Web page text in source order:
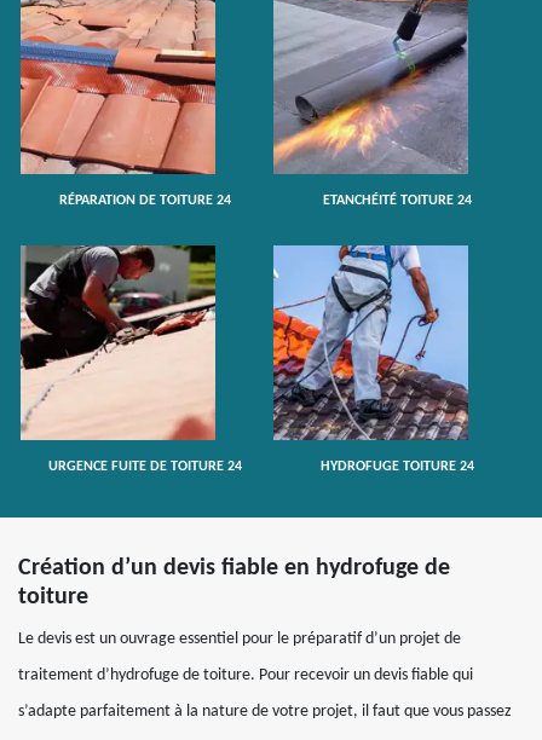
RÉPARATION DE TOITURE 24 ETANCHÉITÉ TOITURE 24
URGENCE FUITE DE TOITURE 24 HYDROFUGE TOITURE 24
Création d’un devis fiable en hydrofuge de
toiture
Le devis est un ouvrage essentiel pour le préparatif d’un projet de
traitement d’hydrofuge de toiture. Pour recevoir un devis fiable qui
s’adapte parfaitement à la nature de votre projet, il faut que vous passez